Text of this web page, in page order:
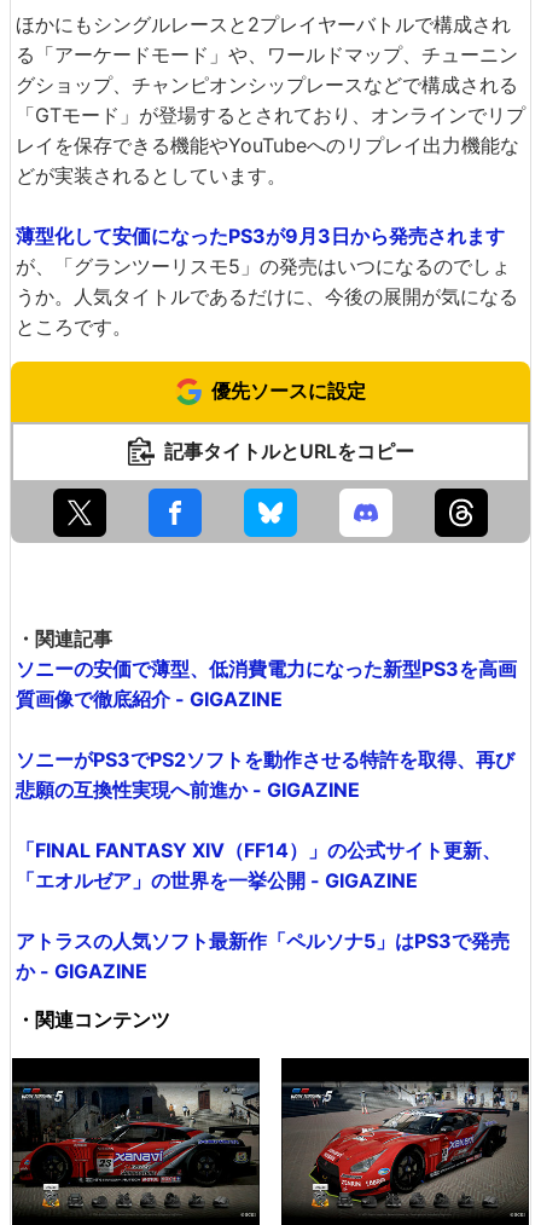
ほかにもシングルレースと2プレイヤーバトルで構成され
る「アーケードモード」や、ワールドマップ、チューニン
グショップ、チャンピオンシップレースなどで構成される
「GTモード」が登場するとされており、オンラインでリプ
レイを保存できる機能やYouTubeへのリプレイ出力機能な
どが実装されるとしています。
薄型化して安価になったPS3が9月3日から発売されます
が、「グランツーリスモ5」の発売はいつになるのでしょ
うか。人気タイトルであるだけに、今後の展開が気になる
ところです。
優先ソースに設定
記事タイトルとURLをコピー
・関連記事
ソニーの安価で薄型、低消費電力になった新型PS3を高画
質画像で徹底紹介 - GIGAZINE
ソニーがPS3でPS2ソフトを動作させる特許を取得、再び
悲願の互換性実現へ前進か - GIGAZINE
「FINAL FANTASY XIV（FF14）」の公式サイト更新、
「エオルゼア」の世界を一挙公開 - GIGAZINE
アトラスの人気ソフト最新作「ペルソナ5」はPS3で発売
か - GIGAZINE
・関連コンテンツ